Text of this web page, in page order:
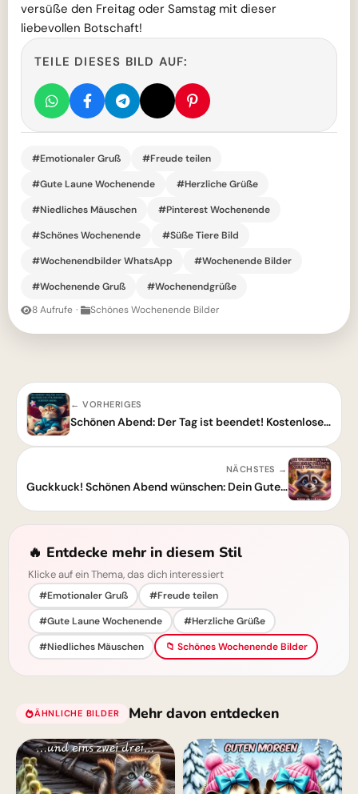
versüße den Freitag oder Samstag mit dieser
liebevollen Botschaft!
TEILE DIESES BILD AUF:
#Emotionaler Gruß
#Freude teilen
#Gute Laune Wochenende
#Herzliche Grüße
#Niedliches Mäuschen
#Pinterest Wochenende
#Schönes Wochenende
#Süße Tiere Bild
#Wochenendbilder WhatsApp
#Wochenende Bilder
#Wochenende Gruß
#Wochenendgrüße
8 Aufrufe · Schönes Wochenende Bilder
← VORHERIGES
Schönen Abend: Der Tag ist beendet! Kostenloses Guten-Abend-Grußbild für dich.
NÄCHSTES →
Guckkuck! Schönen Abend wünschen: Dein Guten-Abend-Grußbild zum Teilen
🔥 Entdecke mehr in diesem Stil
Klicke auf ein Thema, das dich interessiert
#Emotionaler Gruß
#Freude teilen
#Gute Laune Wochenende
#Herzliche Grüße
#Niedliches Mäuschen
📁 Schönes Wochenende Bilder
ÄHNLICHE BILDER Mehr davon entdecken